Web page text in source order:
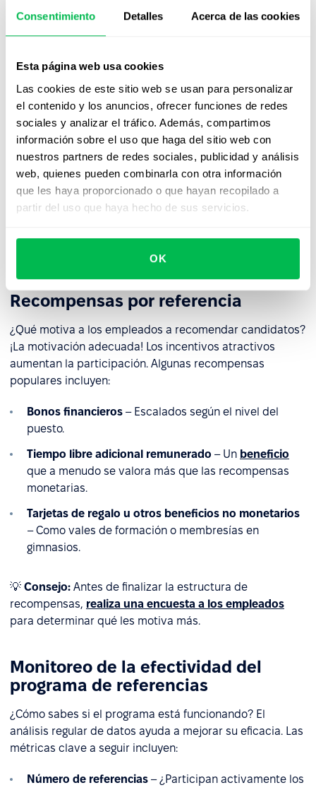
Consentimiento Detalles Acerca de las cookies
Esta página web usa cookies
Las cookies de este sitio web se usan para personalizar
el contenido y los anuncios, ofrecer funciones de redes
sociales y analizar el tráfico. Además, compartimos
información sobre el uso que haga del sitio web con
nuestros partners de redes sociales, publicidad y análisis
web, quienes pueden combinarla con otra información
que les haya proporcionado o que hayan recopilado a
partir del uso que haya hecho de sus servicios.
OK
Comunicación efectiva
empleados no están al tanto de él o no entienden cómo
Presenta las reglas claramente – Utiliza infografías o
guías concisas.
Recuerda periódicamente a los empleados– Utiliza
boletines, reuniones de la empresa y campañas
internas.
Destaca historias de éxito – Mostrar contrataciones
Recompensas por referencia
¿Qué motiva a los empleados a recomendar candidatos?
¡La motivación adecuada! Los incentivos atractivos
aumentan la participación. Algunas recompensas
populares incluyen:
Bonos financieros – Escalados según el nivel del
puesto.
Tiempo libre adicional remunerado – Un beneficio
que a menudo se valora más que las recompensas
monetarias.
Tarjetas de regalo u otros beneficios no monetarios
– Como vales de formación o membresías en
gimnasios.
💡 Consejo: Antes de finalizar la estructura de
recompensas, realiza una encuesta a los empleados
para determinar qué les motiva más.
Monitoreo de la efectividad del
programa de referencias
¿Cómo sabes si el programa está funcionando? El
análisis regular de datos ayuda a mejorar su eficacia. Las
métricas clave a seguir incluyen:
Número de referencias – ¿Participan activamente los